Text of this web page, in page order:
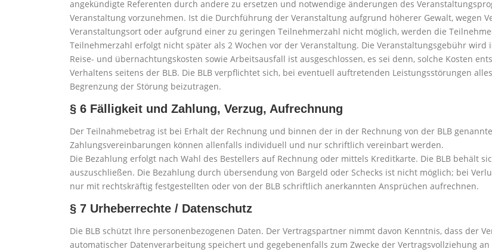
angekündigte Referenten durch andere zu ersetzen und notwendige änderungen des
Veranstaltung vorzunehmen. Ist die Durchführung der Veranstaltung aufgrund höherer Gewalt, wegen
Veranstaltungsort oder aufgrund einer zu geringen Teilnehmerzahl nicht möglich, werden die
Teilnehmerzahl erfolgt nicht später als 2 Wochen vor der Veranstaltung. Die Veranstaltungsgebühr
Reise- und übernachtungskosten sowie Arbeitsausfall ist ausgeschlossen, es sei denn, solche Kosten
Verhaltens seitens der BLB. Die BLB verpflichtet sich, bei eventuell auftretenden Leistungsstörungen
Begrenzung der Störung beizutragen.
§ 6 Fälligkeit und Zahlung, Verzug, Aufrechnung
Der Teilnahmebetrag ist bei Erhalt der Rechnung und binnen der in der Rechnung von der BLB
Zahlungsvereinbarungen können allenfalls individuell und nur schriftlich vereinbart werden.
Die Bezahlung erfolgt nach Wahl des Bestellers auf Rechnung oder mittels Kreditkarte. Die BLB behält
auszuschließen. Die Bezahlung durch übersendung von Bargeld oder Schecks ist nicht möglich; bei
nur mit rechtskräftig festgestellten oder von der BLB schriftlich anerkannten Ansprüchen aufrechnen.
§ 7 Urheberrechte / Datenschutz
Die BLB schützt Ihre personenbezogenen Daten. Der Vertragspartner nimmt davon Kenntnis, dass der
automatischer Datenverarbeitung speichert und gegebenenfalls zum Zwecke der Vertragsvollziehung